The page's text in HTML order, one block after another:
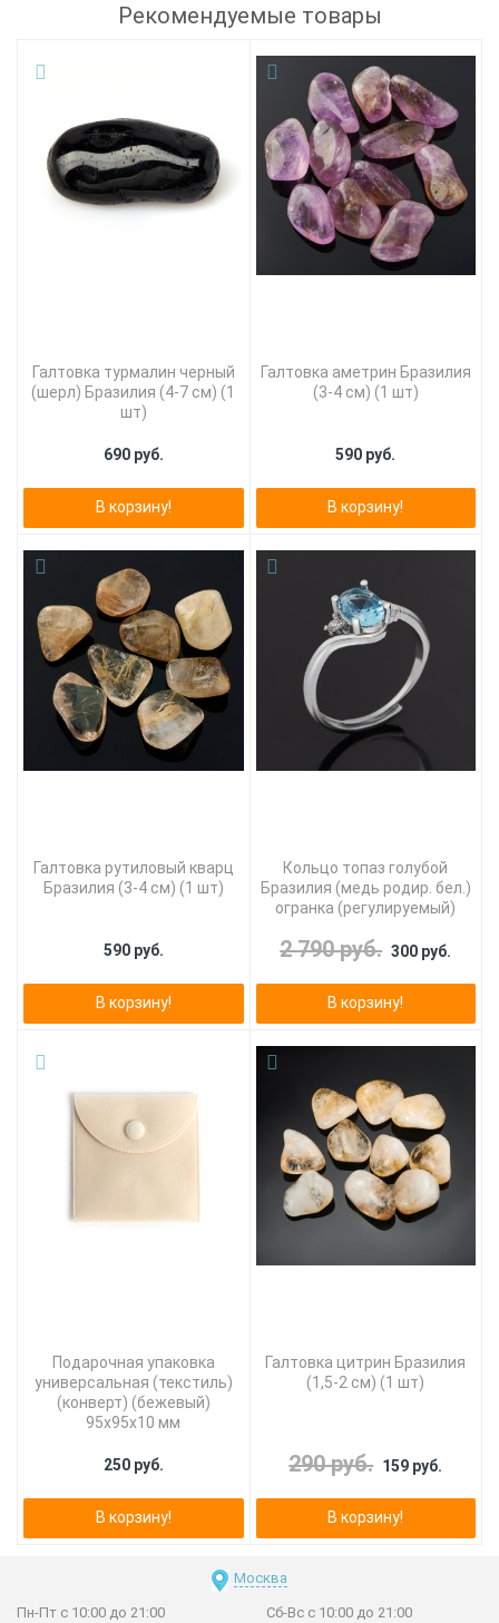
Рекомендуемые товары
Галтовка турмалин черный
(шерл) Бразилия (4-7 см) (1
шт)
690 руб.
В корзину!
Галтовка аметрин Бразилия
(3-4 см) (1 шт)
590 руб.
В корзину!
Галтовка рутиловый кварц
Бразилия (3-4 см) (1 шт)
590 руб.
В корзину!
Кольцо топаз голубой
Бразилия (медь родир. бел.)
огранка (регулируемый)
2 790 руб. 300 руб.
В корзину!
Подарочная упаковка
универсальная (текстиль)
(конверт) (бежевый)
95х95х10 мм
250 руб.
В корзину!
Галтовка цитрин Бразилия
(1,5-2 см) (1 шт)
290 руб. 159 руб.
В корзину!
Москва
Пн-Пт с 10:00 до 21:00 Сб-Вс с 10:00 до 21:00